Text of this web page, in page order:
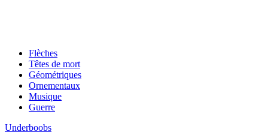
Flèches
Têtes de mort
Géométriques
Ornementaux
Musique
Guerre
Underboobs